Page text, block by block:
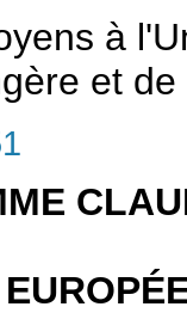
à
et de